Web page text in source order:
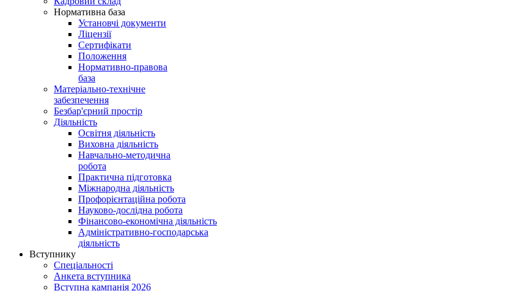
Нормативна база
Установчі документи
Ліцензії
Сертифікати
Положення
Нормативно-правова
база
Матеріально-технічне
забезпечення
Безбар'єрний простір
Діяльність
Освітня діяльність
Виховна діяльність
Навчально-методична
робота
Практична підготовка
Міжнародна діяльність
Профорієнтаційна робота
Науково-дослідна робота
Фінансово-економічна діяльність
Адміністративно-господарська
діяльність
Вступнику
Спеціальності
Анкета вступника
Вступна кампанія 2026